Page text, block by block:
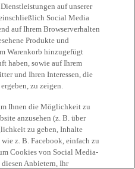
auf unserer
Social Media
auf Ihrem Browserverhalten
Produkte und
Warenkorb hinzugefügt
haben, sowie auf Ihrem
und Ihren Interessen, die
zu zeigen.
Ihnen die Möglichkeit zu
anzusehen (z. B. über
zu geben, Inhalte
z. B. Facebook, einfach zu
Cookies von Social Media-
Anbietern, Ihr